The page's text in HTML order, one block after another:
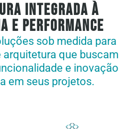
Integrada à
e Performance
sob medida para
que buscam
e inovação
em seus projetos.